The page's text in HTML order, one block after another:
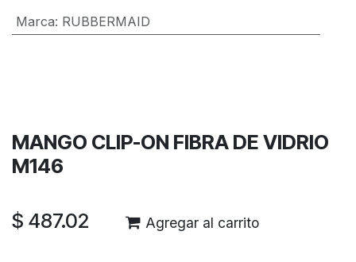
Marca: RUBBERMAID
MANGO CLIP-ON FIBRA DE VIDRIO
M146
$ 487.02 Agregar al carrito